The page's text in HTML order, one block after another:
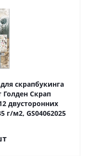
скрапбукинга
Скрап
двусторонних
г/м2, GS04062025